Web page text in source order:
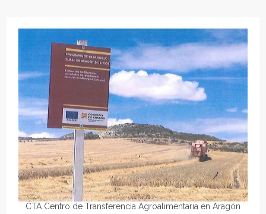
CTA Centro de Transferencia Agroalimentaria en Aragón